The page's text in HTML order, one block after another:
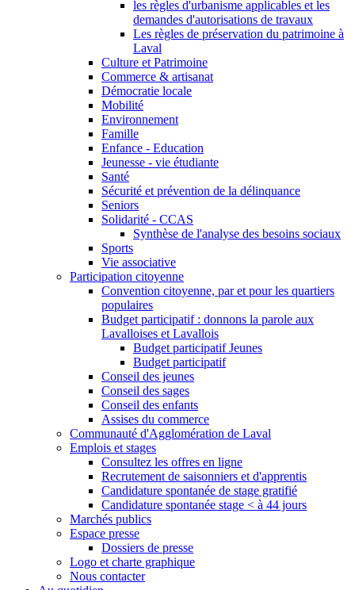
les règles d'urbanisme applicables et les
demandes d'autorisations de travaux
Les règles de préservation du patrimoine à
Laval
Culture et Patrimoine
Commerce & artisanat
Démocratie locale
Mobilité
Environnement
Famille
Enfance - Education
Jeunesse - vie étudiante
Santé
Sécurité et prévention de la délinquance
Seniors
Solidarité - CCAS
Synthèse de l'analyse des besoins sociaux
Sports
Vie associative
Participation citoyenne
Convention citoyenne, par et pour les quartiers
populaires
Budget participatif : donnons la parole aux
Lavalloises et Lavallois
Budget participatif Jeunes
Budget participatif
Conseil des jeunes
Conseil des sages
Conseil des enfants
Assises du commerce
Communauté d'Agglomération de Laval
Emplois et stages
Consultez les offres en ligne
Recrutement de saisonniers et d'apprentis
Candidature spontanée de stage gratifié
Candidature spontanée stage < à 44 jours
Marchés publics
Espace presse
Dossiers de presse
Logo et charte graphique
Nous contacter